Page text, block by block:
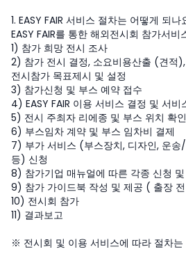
1. EASY FAIR 서비스 절차는 어떻게 되나
EASY FAIR를 통한 해외전시회 참가서
1) 참가 희망 전시 조사
2) 참가 전시 결정, 소요비용산출 (견적
전시참가 목표제시 및 설정
3) 참가신청 및 부스 예약 접수
4) EASY FAIR 이용 서비스 결정 및 서비
5) 전시 주최자 리에종 및 부스 위치 확
6) 부스임차 계약 및 부스 임차비 결제
7) 부가 서비스 (부스장치, 디자인, 운송
등) 신청
8) 참가기업 매뉴얼에 따른 각종 신청
9) 참가 가이드북 작성 및 제공 ( 출장
10) 전시회 참가
11) 결과보고
※ 전시회 및 이용 서비스에 따라 절차